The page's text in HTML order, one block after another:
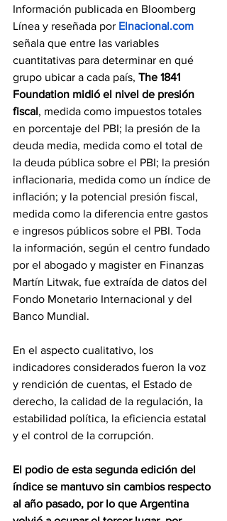
Información publicada en Bloomberg
Línea y reseñada por Elnacional.com
señala que entre las variables
cuantitativas para determinar en qué
grupo ubicar a cada país, The 1841
Foundation midió el nivel de presión
fiscal, medida como impuestos totales
en porcentaje del PBI; la presión de la
deuda media, medida como el total de
la deuda pública sobre el PBI; la presión
inflacionaria, medida como un índice de
inflación; y la potencial presión fiscal,
medida como la diferencia entre gastos
e ingresos públicos sobre el PBI. Toda
la información, según el centro fundado
por el abogado y magister en Finanzas
Martín Litwak, fue extraída de datos del
Fondo Monetario Internacional y del
Banco Mundial.
En el aspecto cualitativo, los
indicadores considerados fueron la voz
y rendición de cuentas, el Estado de
derecho, la calidad de la regulación, la
estabilidad política, la eficiencia estatal
y el control de la corrupción.
El podio de esta segunda edición del
índice se mantuvo sin cambios respecto
al año pasado, por lo que Argentina